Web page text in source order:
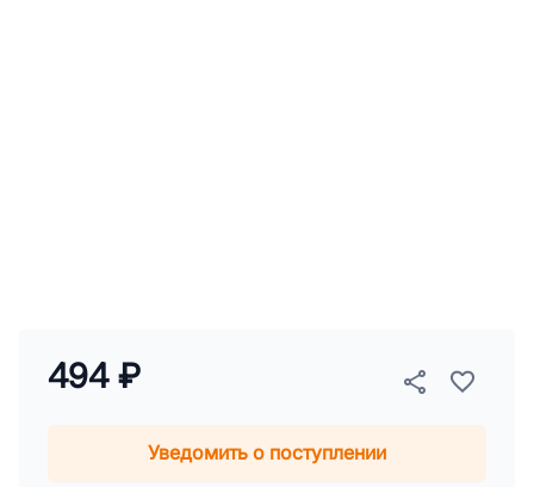
494 ₽
Уведомить о поступлении